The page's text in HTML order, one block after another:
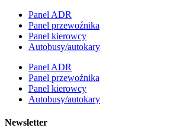
Panel ADR
Panel przewoźnika
Panel kierowcy
Autobusy/autokary
Panel ADR
Panel przewoźnika
Panel kierowcy
Autobusy/autokary
Newsletter